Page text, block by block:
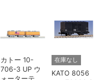
カトー 10-
706-3 UP ウ
ォーターテン
在庫なし
KATO 8056